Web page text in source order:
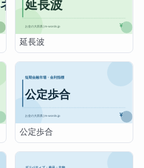
延長波
公定歩合